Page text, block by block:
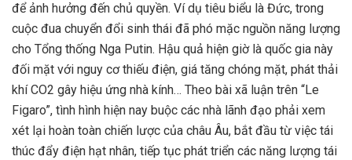
để ảnh hưởng đến chủ quyền. Ví dụ tiêu biểu là Đức, trong
cuộc đua chuyển đổi sinh thái đã phó mặc nguồn năng lượng
cho Tổng thống Nga Putin. Hậu quả hiện giờ là quốc gia này
đối mặt với nguy cơ thiếu điện, giá tăng chóng mặt, phát thải
khí CO2 gây hiệu ứng nhà kính… Theo bài xã luận trên “Le
Figaro”, tình hình hiện nay buộc các nhà lãnh đạo phải xem
xét lại hoàn toàn chiến lược của châu Âu, bắt đầu từ việc tái
thúc đẩy điện hạt nhân, tiếp tục phát triển các năng lượng tái